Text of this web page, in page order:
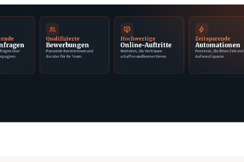
über
Qualifizierte
Bewerbungen
Passende Beraterinnen und
Berater für Ihr Team.
Hochwertige
Online-Auftritte
Websites, die Vertrauen
schaffen und konvertieren.
Zeitsparende
Automationen
Prozesse, die Ihnen Zeit und
Aufwand sparen.